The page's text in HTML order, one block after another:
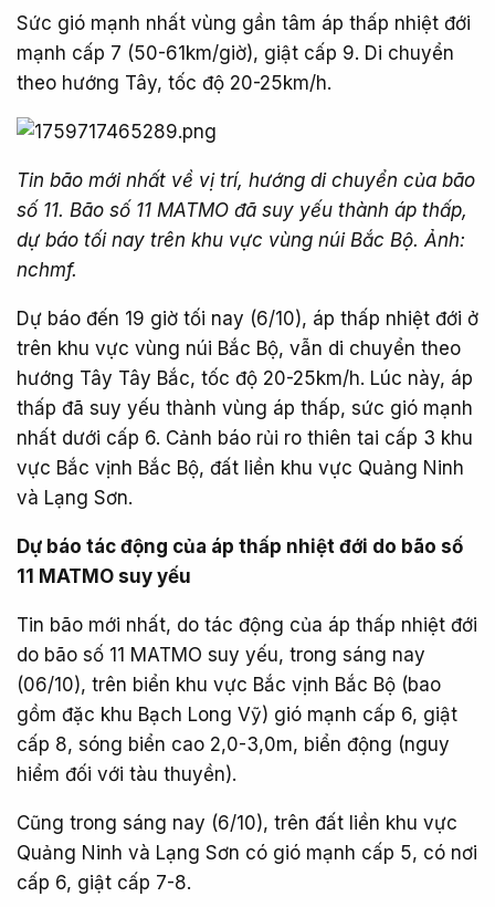
Sức gió mạnh nhất vùng gần tâm áp thấp nhiệt đới
mạnh cấp 7 (50-61km/giờ), giật cấp 9. Di chuyển
theo hướng Tây, tốc độ 20-25km/h.
Tin bão mới nhất về vị trí, hướng di chuyển của bão
số 11. Bão số 11 MATMO đã suy yếu thành áp thấp,
dự báo tối nay trên khu vực vùng núi Bắc Bộ. Ảnh:
nchmf.
Dự báo đến 19 giờ tối nay (6/10), áp thấp nhiệt đới ở
trên khu vực vùng núi Bắc Bộ, vẫn di chuyển theo
hướng Tây Tây Bắc, tốc độ 20-25km/h. Lúc này, áp
thấp đã suy yếu thành vùng áp thấp, sức gió mạnh
nhất dưới cấp 6. Cảnh báo rủi ro thiên tai cấp 3 khu
vực Bắc vịnh Bắc Bộ, đất liền khu vực Quảng Ninh
và Lạng Sơn.
Dự báo tác động của áp thấp nhiệt đới do bão số
11 MATMO suy yếu
Tin bão mới nhất, do tác động của áp thấp nhiệt đới
do bão số 11 MATMO suy yếu, trong sáng nay
(06/10), trên biển khu vực Bắc vịnh Bắc Bộ (bao
gồm đặc khu Bạch Long Vỹ) gió mạnh cấp 6, giật
cấp 8, sóng biển cao 2,0-3,0m, biển động (nguy
hiểm đối với tàu thuyền).
Cũng trong sáng nay (6/10), trên đất liền khu vực
Quảng Ninh và Lạng Sơn có gió mạnh cấp 5, có nơi
cấp 6, giật cấp 7-8.